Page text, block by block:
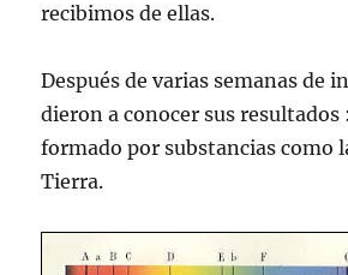
recibimos de ellas.
Después de varias semanas de
dieron a conocer sus resultados
formado por substancias como
Tierra.